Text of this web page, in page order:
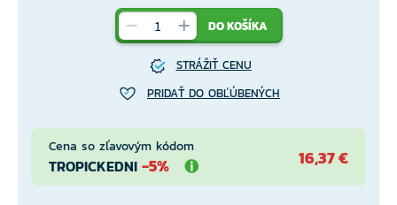
DO KOŠÍKA
STRÁŽIŤ CENU
PRIDAŤ DO OBĽÚBENÝCH
Cena so zľavovým kódom
TROPICKEDNI -5% 16,37 €